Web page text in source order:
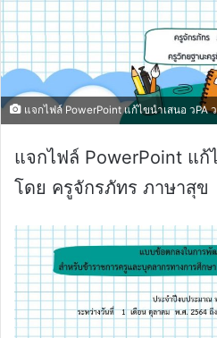
แจกไฟล์ PowerPoint แก้ไขนำเสนอ วPA
แจกไฟล์ PowerPoint แก้
โดย ครูจักรภัทร ภาษาสุข